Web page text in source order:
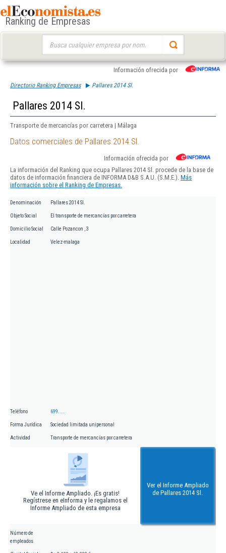
Ranking de Empresas
Información ofrecida por
Directorio Ranking Empresas Pallares 2014 Sl.
Pallares 2014 Sl.
Transporte de mercancías por carretera | Málaga
Datos comerciales de Pallares 2014 Sl.
Información ofrecida por
La información del Ranking que ocupa Pallares 2014 Sl. procede de la base de
datos de información financiera de INFORMA D&B S.A.U. (S.M.E.). Más
información sobre el Ranking de Empresas.
Denominación Pallares 2014 Sl.
Objeto Social El transporte de mercancías por carretera
Domicilio Social Calle Pozancon , 3
Localidad Velez-malaga
Teléfono 699.....
Forma Jurídica Sociedad limitada unipersonal
Actividad Transporte de mercancías por carretera
Ve el Informe Ampliado. ¡Es gratis!
Regístrese en eInforma y le regalamos el
Informe Ampliado de esta empresa
Ver el Informe Ampliado
de Pallares 2014 Sl.
Número de
empleados